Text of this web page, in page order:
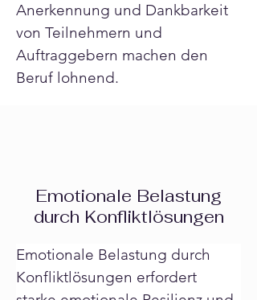
Anerkennung und Dankbarkeit
von Teilnehmern und
Auftraggebern machen den
Beruf lohnend.
Emotionale Belastung
durch Konfliktlösungen
Emotionale Belastung durch
Konfliktlösungen erfordert